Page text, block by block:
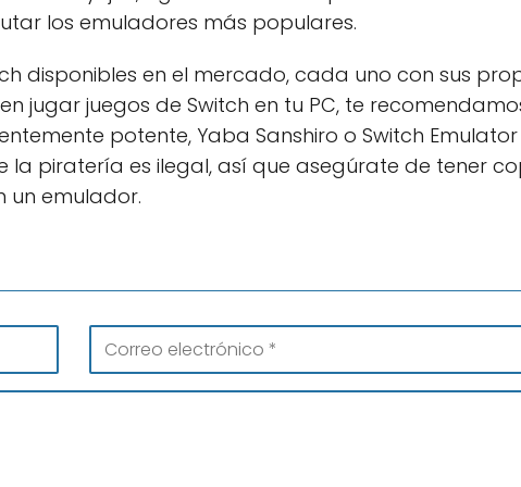
los emuladores más populares.
disponibles en el mercado, cada uno con sus
jugar juegos de Switch en tu PC, te
potente, Yaba Sanshiro o Switch Emulator
la piratería es ilegal, así que asegúrate de tener
un emulador.